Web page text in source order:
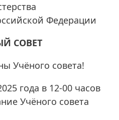
Федерации
СОВЕТ
Учёного совета!
года в 12-00 часов
Учёного совета